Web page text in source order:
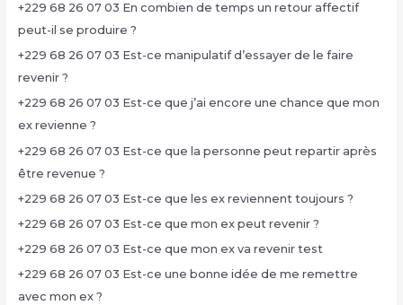
+229 68 26 07 03 En combien de temps un retour affectif
peut-il se produire ?
+229 68 26 07 03 Est-ce manipulatif d’essayer de le faire
revenir ?
+229 68 26 07 03 Est-ce que j’ai encore une chance que mon
ex revienne ?
+229 68 26 07 03 Est-ce que la personne peut repartir après
être revenue ?
+229 68 26 07 03 Est-ce que les ex reviennent toujours ?
+229 68 26 07 03 Est-ce que mon ex peut revenir ?
+229 68 26 07 03 Est-ce que mon ex va revenir test
+229 68 26 07 03 Est-ce une bonne idée de me remettre
avec mon ex ?